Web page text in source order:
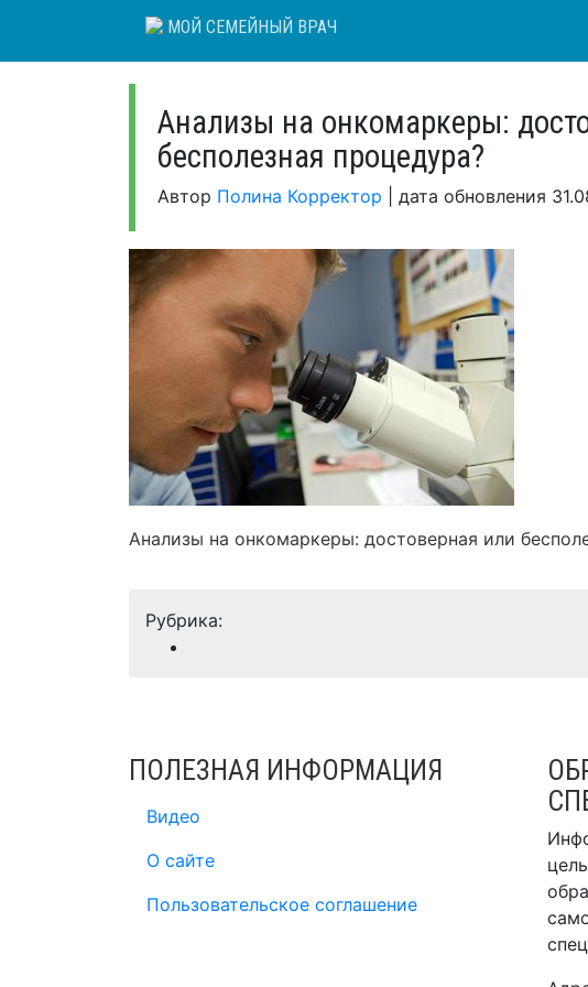
content
МОЙ СЕМЕЙНЫЙ ВРАЧ
Анализы на онкомаркеры:
бесполезная процедура?
Автор Полина Корректор дата обновления
Анализы на онкомаркеры: достоверная или
Рубрика:
ПОЛЕЗНАЯ ИНФОРМАЦИЯ
Видео
О сайте
Пользовательское соглашение